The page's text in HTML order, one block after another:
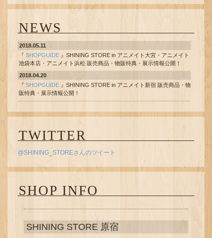
NEWS
2018.05.11
『 SHOPGUIDE 』SHINING STORE in アニメイト大宮・アニメイト
池袋本店・アニメイト浜松 販売商品・物販特典・展示情報公開！
2018.04.20
『 SHOPGUIDE 』SHINING STORE in アニメイト新宿 販売商品・物
販特典・展示情報公開！
2018.03.23
販特典・展示情報公開！
2018.02.02
特典・展示情報公開！
2018.01.12
TWITTER
@SHINING_STOREさんのツイート
SHOP INFO
SHINING STORE 原宿